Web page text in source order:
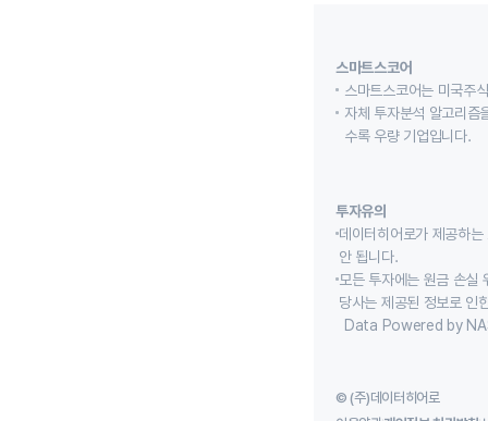
스마트스코어
스마트스코어는 미국주
자체 투자분석 알고리즘
수록 우량 기업입니다.
투자유의
데이터히어로가 제공하
안 됩니다.
모든 투자에는 원금 손실
당사는 제공된 정보로 인
Data Powered by
© (주)데이터히어로